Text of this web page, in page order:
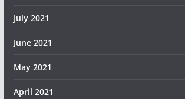
July 2021
June 2021
May 2021
April 2021